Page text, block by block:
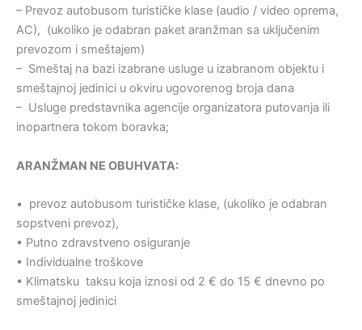
– Prevoz autobusom turističke klase (audio / video oprema,
AC), (ukoliko je odabran paket aranžman sa uključenim
prevozom i smeštajem)
– Smeštaj na bazi izabrane usluge u izabranom objektu i
smeštajnoj jedinici u okviru ugovorenog broja dana
– Usluge predstavnika agencije organizatora putovanja ili
inopartnera tokom boravka;
ARANŽMAN NE OBUHVATA:
• prevoz autobusom turističke klase, (ukoliko je odabran
sopstveni prevoz),
• Putno zdravstveno osiguranje
• Individualne troškove
• Klimatsku taksu koja iznosi od 2 € do 15 € dnevno po
smeštajnoj jedinici